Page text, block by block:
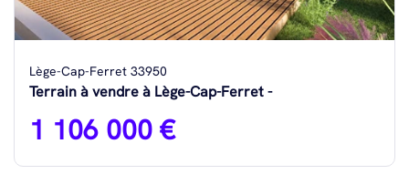
Lège-Cap-Ferret 33950
Terrain à vendre à Lège-Cap-Ferret -
1 106 000 €